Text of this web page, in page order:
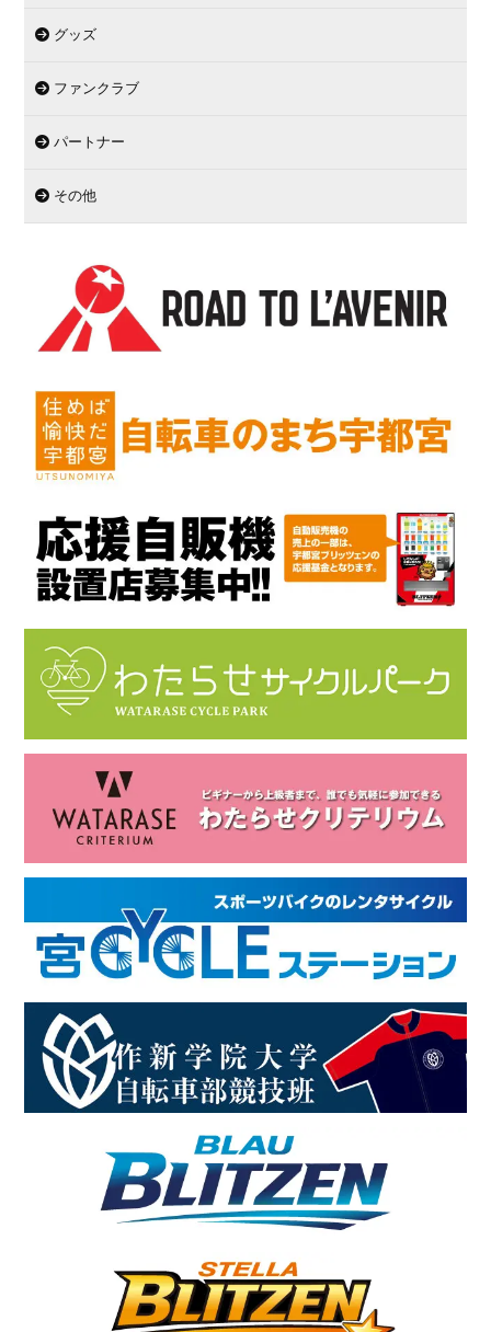
グッズ
ファンクラブ
パートナー
その他